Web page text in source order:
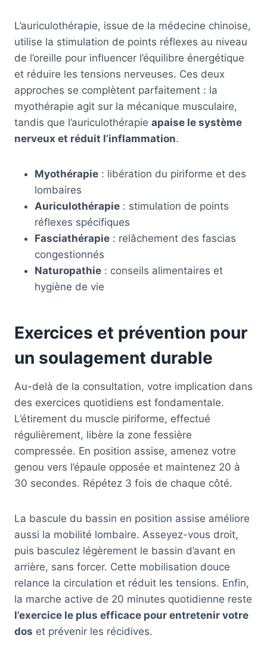
L’auriculothérapie, issue de la médecine chinoise,
utilise la stimulation de points réflexes au niveau
de l’oreille pour influencer l’équilibre énergétique
et réduire les tensions nerveuses. Ces deux
approches se complètent parfaitement : la
myothérapie agit sur la mécanique musculaire,
tandis que l’auriculothérapie apaise le système
nerveux et réduit l’inflammation.
Myothérapie : libération du piriforme et des
lombaires
Auriculothérapie : stimulation de points
réflexes spécifiques
Fasciathérapie : relâchement des fascias
congestionnés
Naturopathie : conseils alimentaires et
hygiène de vie
Exercices et prévention pour
un soulagement durable
Au-delà de la consultation, votre implication dans
des exercices quotidiens est fondamentale.
L’étirement du muscle piriforme, effectué
régulièrement, libère la zone fessière
compressée. En position assise, amenez votre
genou vers l’épaule opposée et maintenez 20 à
30 secondes. Répétez 3 fois de chaque côté.
La bascule du bassin en position assise améliore
aussi la mobilité lombaire. Asseyez-vous droit,
puis basculez légèrement le bassin d’avant en
arrière, sans forcer. Cette mobilisation douce
relance la circulation et réduit les tensions. Enfin,
la marche active de 20 minutes quotidienne reste
l’exercice le plus efficace pour entretenir votre
dos et prévenir les récidives.